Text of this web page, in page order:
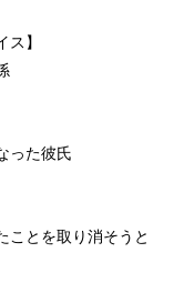
ス】
った彼氏
ことを取り消そうと